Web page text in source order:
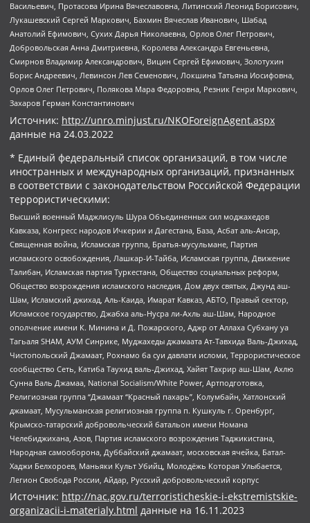
Васильевич, Протасова Ирина Вячеславовна, Литинский Леонид Борисович,
Лукашевский Сергей Маркович, Бахмин Вячеслав Иванович, Шабад
Анатолий Ефимович, Сухих Дарья Николаевна, Орлов Олег Петрович,
Добровольская Анна Дмитриевна, Королева Александра Евгеньевна,
Смирнов Владимир Александрович, Вицин Сергей Ефимович, Золотухин
Борис Андреевич, Левинсон Лев Семенович, Локшина Татьяна Иосифовна,
Орлов Олег Петрович, Полякова Мара Федоровна, Резник Генри Маркович,
Захаров Герман Константинович
Источник: http://unro.minjust.ru/NKOForeignAgent.aspx
данные на 24.03.2022
* Единый федеральный список организаций, в том числе
иностранных и международных организаций, признанных
в соответствии с законодательством Российской Федерации
террористическими:
Высший военный Маджлисуль Шура Объединенных сил моджахедов
Кавказа, Конгресс народов Ичкерии и Дагестана, База, Асбат аль-Ансар,
Священная война, Исламская группа, Братья-мусульмане, Партия
исламского освобождения, Лашкар-И-Тайба, Исламская группа, Движение
Талибан, Исламская партия Туркестана, Общество социальных реформ,
Общество возрождения исламского наследия, Дом двух святых, Джунд аш-
Шам, Исламский джихад, Аль-Каида, Имарат Кавказ, АБТО, Правый сектор,
Исламское государство, Джабха аль-Нусра ли-Ахль аш-Шам, Народное
ополчение имени К. Минина и Д. Пожарского, Аджр от Аллаха Субхану уа
Тагьаля SHAM, АУМ Синрике, Муджахеды джамаата Ат-Тавхида Валь-Джихад,
Чистопольский Джамаат, Рохнамо ба суи давлати исломи, Террористическое
сообщество Сеть, Катиба Таухид валь-Джихад, Хайят Тахрир аш-Шам, Ахлю
Сунна Валь Джамаа, National Socialism/White Power, Артподготовка,
Религиозная группа “Джамаат “Красный пахарь”, Колумбайн, Хатлонский
джамаат, Мусульманская религиозная группа п. Кушкуль г. Оренбург,
Крымско-татарский добровольческий батальон имени Номана
Челебиджихана, Азов, Партия исламского возрождения Таджикистана,
Народная самооборона, Дуббайский джамаат, московская ячейка, Батал-
Хаджи Белхороев, Маньяки Культ Убийц, Молодёжь Которая Улыбается,
Легион Свобода России, Айдар, Русский добровольческий корпус
Источник: http://nac.gov.ru/terroristicheskie-i-ekstremistskie-
organizacii-i-materialy.html данные на 16.11.2023